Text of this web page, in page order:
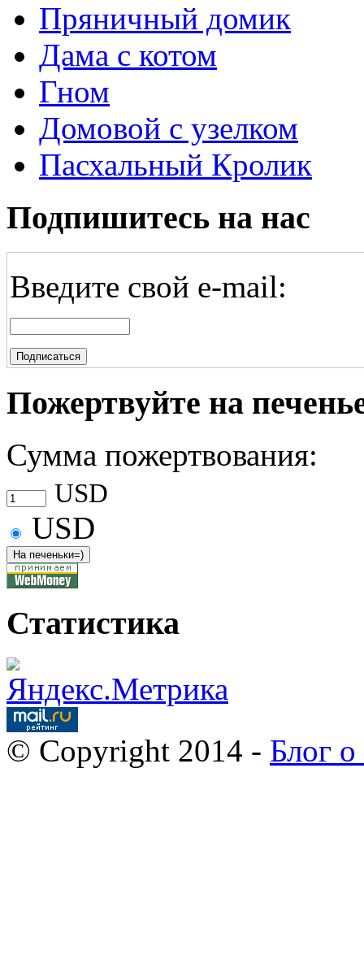
Пряничный домик
Дама с котом
Гном
Домовой с узелком
Пасхальный Кролик
Подпишитесь на нас
Введите свой e-mail:
Пожертвуйте на
Сумма пожертвования:
USD
USD
Статистика
© Copyright 2014 - Блог о